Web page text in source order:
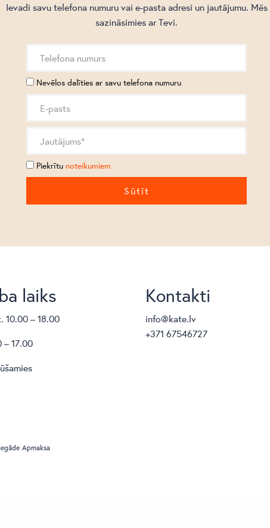
Ievadi savu telefona numuru vai e-pasta adresi un jautājumu. Mēs
sazināsimies ar Tevi.
Nevēlos dalīties ar savu telefona numuru
Piekrītu noteikumiem
laiks
10.00 – 18.00
– 17.00
Kontakti
info@kate.lv
+371 67546727
Apmaksa